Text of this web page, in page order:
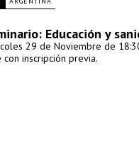
Educación y
29 de Noviembre de
con inscripción previa.